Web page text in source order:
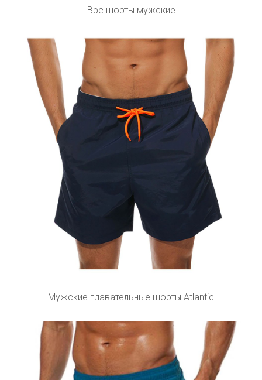
Bpc шорты мужские
Мужские плавательные шорты Atlantic